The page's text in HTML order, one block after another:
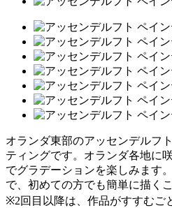
オランダ東部のアッセンデルフ
ティングです。オランダ各地に
でグラデーションを楽しみます
で、初めての方でも簡単に描く
※2回目以降は、作品がすすむご